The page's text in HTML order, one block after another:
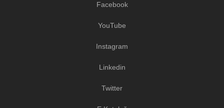
Facebook
YouTube
Instagram
Linkedin
Twitter